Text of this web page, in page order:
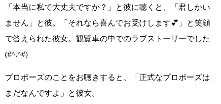
「本当に私で大丈夫ですか？」
と彼に聴くと、
「君しかい
ません」
と彼。 「それなら喜んでお受けします💕」
と笑顔
で答えられた彼女。 観覧車の中でのラブストーリーでした
(#^.^#)
プロポーズのことをお聴きすると、
「正式なプロポーズは
まだなんですよ」
と彼女。